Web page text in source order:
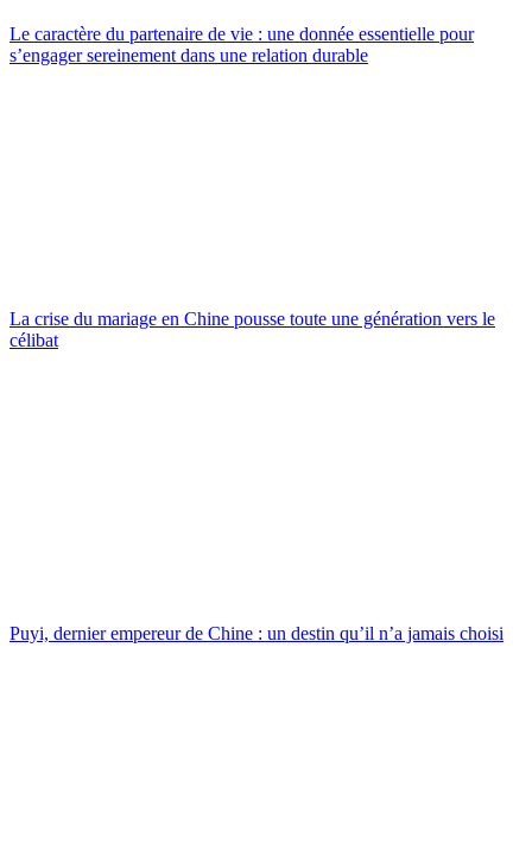
Le caractère du partenaire de vie : une donnée essentielle pour
s’engager sereinement dans une relation durable
La crise du mariage en Chine pousse toute une génération vers le
célibat
Puyi, dernier empereur de Chine : un destin qu’il n’a jamais choisi